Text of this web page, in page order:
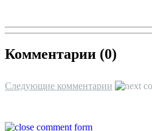
Комментарии (0)
Следующие комментарии